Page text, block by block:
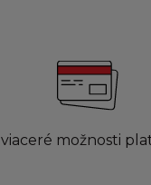
viaceré možnosti